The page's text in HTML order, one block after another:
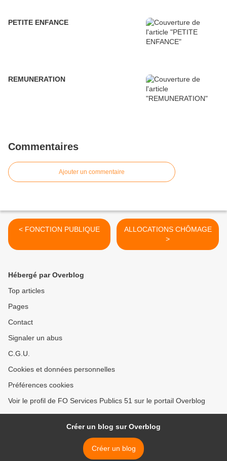
PETITE ENFANCE
REMUNERATION
Commentaires
Ajouter un commentaire
< FONCTION PUBLIQUE
ALLOCATIONS CHÔMAGE
>
Hébergé par Overblog
Top articles
Pages
Contact
Signaler un abus
C.G.U.
Cookies et données personnelles
Préférences cookies
Voir le profil de FO Services Publics 51 sur le portail Overblog
Créer un blog sur Overblog
Créer un blog